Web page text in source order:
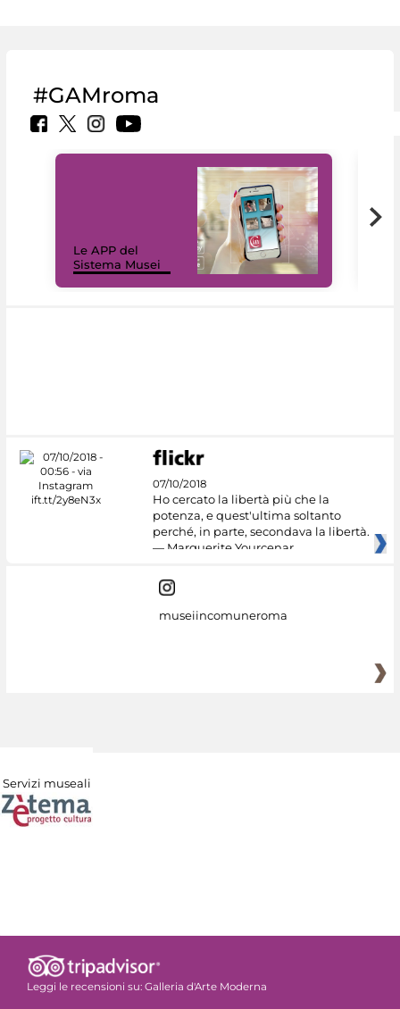
#GAMroma
Le APP del
Sistema Musei
07/10/2018
Ho cercato la libertà più che la
potenza, e quest'ultima soltanto
perché, in parte, secondava la libertà.
— Marguerite Yourcenar
museiincomuneroma
Servizi museali
Leggi le recensioni su: Galleria d'Arte Moderna